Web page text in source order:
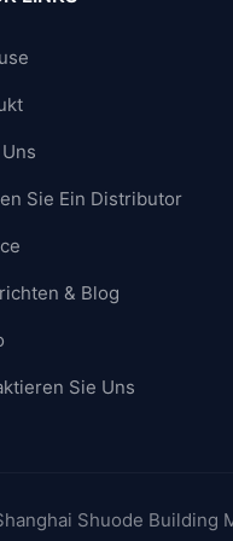
Sie Ein Distributor
& Blog
Sie Uns
Shuode Building